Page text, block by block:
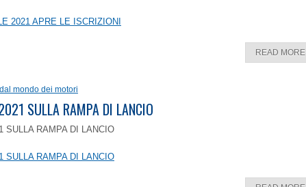
2021 APRE LE ISCRIZIONI
READ MORE
mondo dei motori
SULLA RAMPA DI LANCIO
SULLA RAMPA DI LANCIO
SULLA RAMPA DI LANCIO